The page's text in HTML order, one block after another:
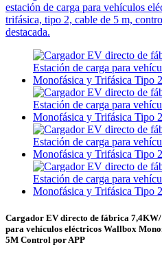
Cargador EV directo de fábrica
para vehículos eléctricos Wallbox
5M Control por APP